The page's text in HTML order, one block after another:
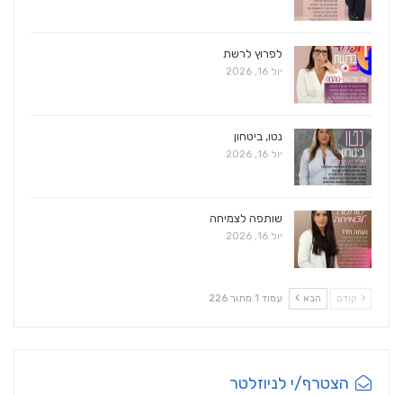
לפרוץ לרשת
יול 16, 2026
נטו, ביטחון
יול 16, 2026
שותפה לצמיחה
יול 16, 2026
קודם הבא עמוד 1 מתוך 226
הצטרף/י לניוזלטר